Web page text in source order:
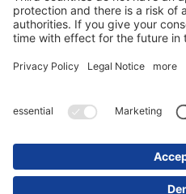
Zaštita podatakaImpresum /
© 2025 Schmitz Cargobull. All